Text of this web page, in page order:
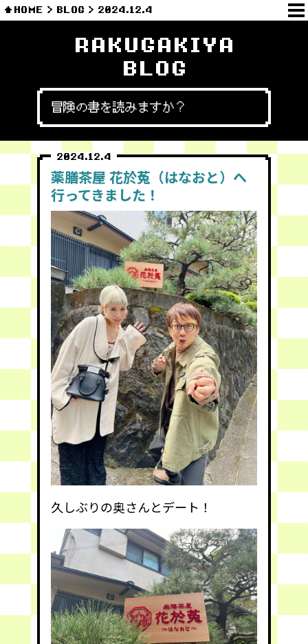
HOME BLOG 2024.12.4
RAKUGAKIYA
BLOG
冒険の書を読みますか？
2024.12.4
薬膳茶屋 花於菟（はなおと）へ
行ってきました！
久しぶりの奥さんとデート！